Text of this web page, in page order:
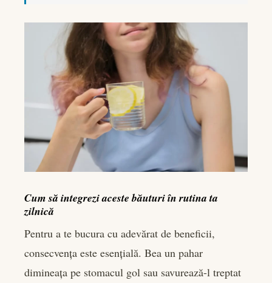
Cum să integrezi aceste băuturi în rutina ta
zilnică
Pentru a te bucura cu adevărat de beneficii,
consecvența este esențială. Bea un pahar
dimineața pe stomacul gol sau savurează-l treptat